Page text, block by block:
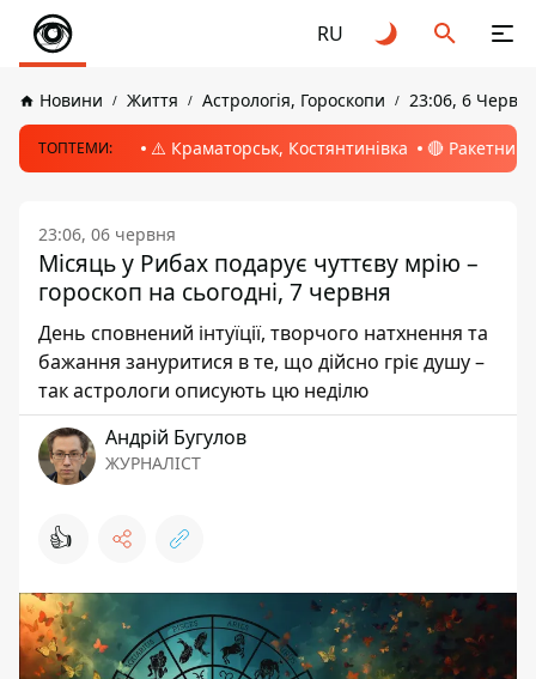
RU
Новини Життя Астрологія, Гороскопи 23:06, 6
ТОПТЕМИ: ⚠️ Краматорськ, Костянтинівка 🔴 Ракетний
23:06, 06 червня
Місяць у Рибах подарує чуттєву мрію –
гороскоп на сьогодні, 7 червня
День сповнений інтуїції, творчого натхнення та
бажання зануритися в те, що дійсно гріє душу –
так астрологи описують цю неділю
Андрій Бугулов
ЖУРНАЛІСТ
👍